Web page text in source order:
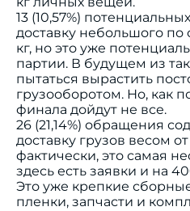
13 (10,57%)
доставку небольшого по
кг, но это уже
партии. В будущем из
пытаться вырастить
грузооборотом. Но, как
финала дойдут не все.
26 (21,14%) обращения
доставку грузов весом от
фактически, это самая
здесь есть заявки и на
Это уже крепкие
пленки, запчасти и